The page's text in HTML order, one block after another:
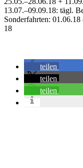
13.07.–09.09.18: tägl.
Sonderfahrten:
18
teilen
teilen
teilen